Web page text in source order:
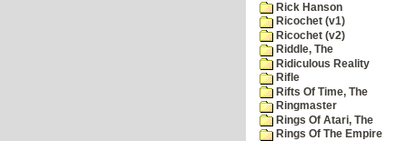
Rick Hanson
Ricochet (v1)
Ricochet (v2)
Riddle, The
Ridiculous Reality
Rifle
Rifts Of Time, The
Ringmaster
Rings Of Atari, The
Rings Of The Empire